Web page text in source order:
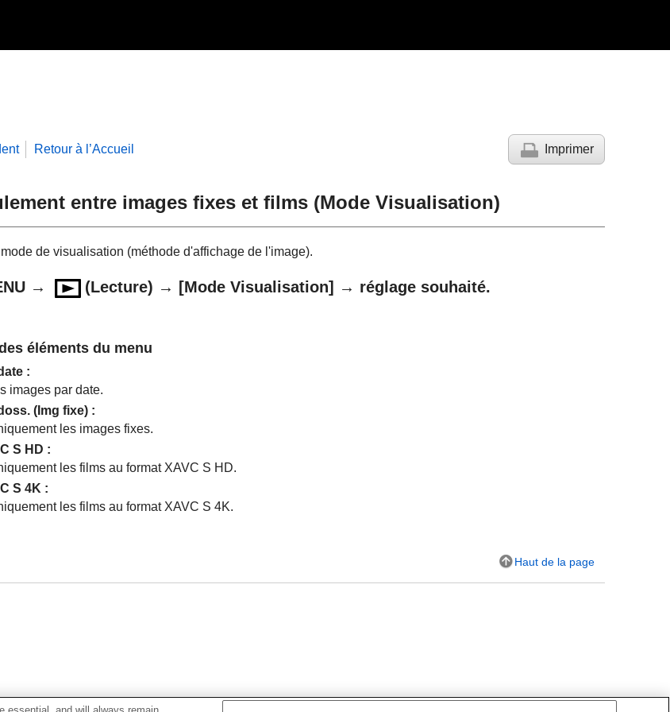
Retour à l’Accueil Imprimer
entre images fixes et films (Mode Visualisation)
de visualisation (méthode d'affichage de l'image).
→ (Lecture) → [Mode Visualisation] → réglage souhaité.
éléments du menu
:
images par date.
(Img fixe) :
les images fixes.
S HD :
les films au format XAVC S HD.
S 4K :
les films au format XAVC S 4K.
Haut de la page